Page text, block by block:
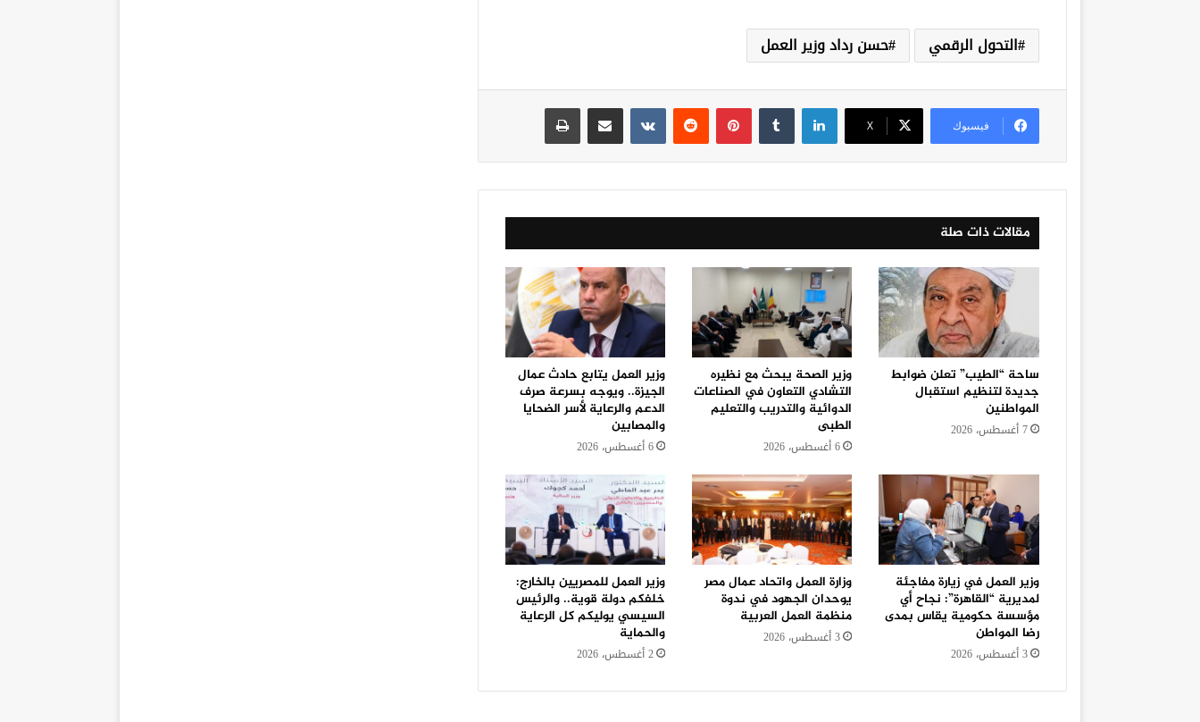
التحول الرقمي حسن رداد وزير العمل
فيسبوك ‫X
لينكدإن بينتيريست
مقالات ذات صلة
ساحة “الطيب” تعلن ضوابط
جديدة لتنظيم استقبال
المواطنين
7 أغسطس، 2026
وزير الصحة يبحث مع نظيره
التشادي التعاون في الصناعات
الدوائية والتدريب والتعليم
الطبى
6 أغسطس، 2026
وزير العمل يتابع حادث عمال
الجيزة.. ويوجه بسرعة صرف
الدعم والرعاية لأسر الضحايا
والمصابين
6 أغسطس، 2026
وزير العمل في زيارة مفاجئة
لمديرية “القاهرة”: نجاح أي
مؤسسة حكومية يقاس بمدى
رضا المواطن
3 أغسطس، 2026
وزارة العمل واتحاد عمال مصر
يوحدان الجهود في ندوة
منظمة العمل العربية
3 أغسطس، 2026
وزير العمل للمصريين بالخارج:
خلفكم دولة قوية.. والرئيس
السيسي يوليكم كل الرعاية
والحماية
2 أغسطس، 2026